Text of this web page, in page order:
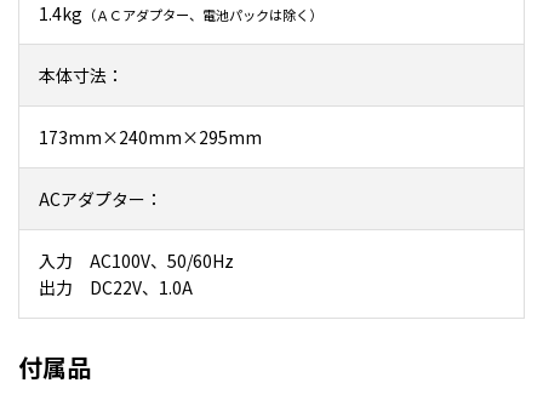
1.4kg （ＡＣアダプター、電池パックは除く）
本体寸法：
173mm×240mm×295mm
ACアダプター：
入力 AC100V、50/60Hz
出力 DC22V、1.0A
付属品